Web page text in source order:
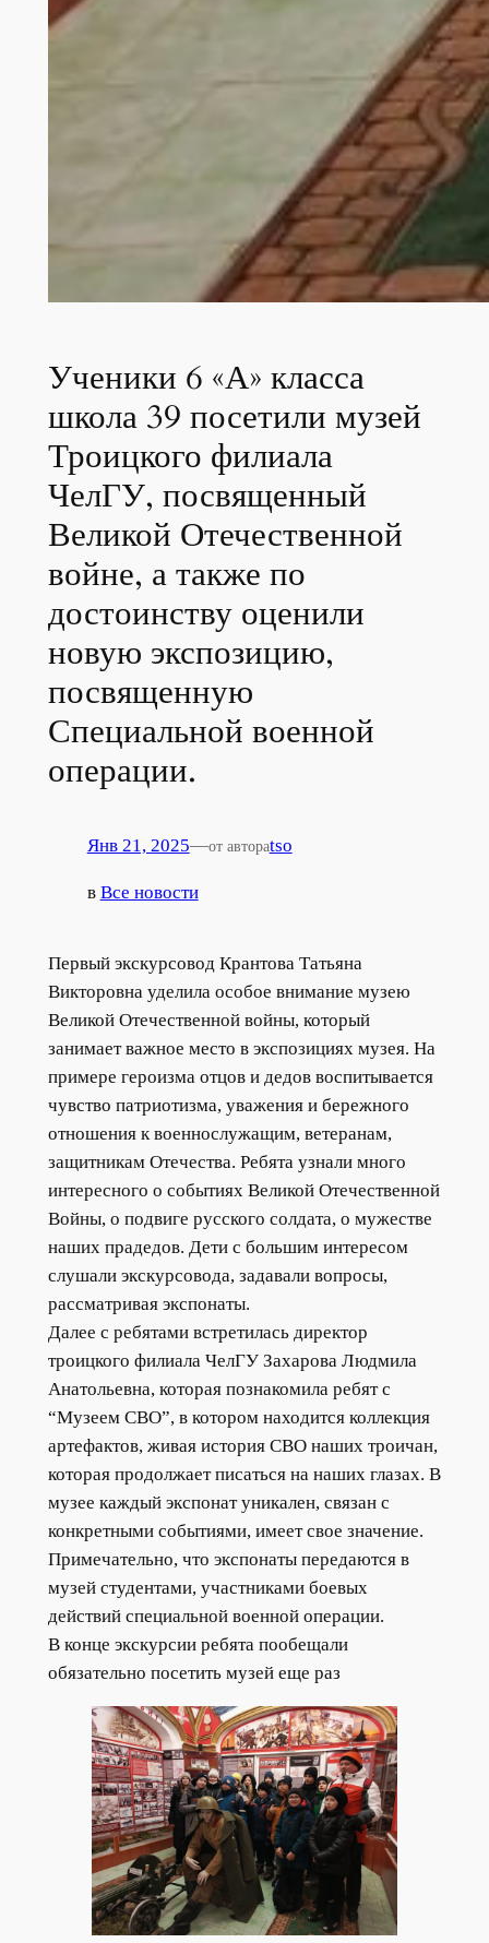
Ученики 6 «А» класса
школа 39 посетили музей
Троицкого филиала
ЧелГУ, посвященный
Великой Отечественной
войне, а также по
достоинству оценили
новую экспозицию,
посвященную
Специальной военной
операции.
Янв 21, 2025—от автораtso
в Все новости
Первый экскурсовод Крантова Татьяна
Викторовна уделила особое внимание музею
Великой Отечественной войны, который
занимает важное место в экспозициях музея. На
примере героизма отцов и дедов воспитывается
чувство патриотизма, уважения и бережного
отношения к военнослужащим, ветеранам,
защитникам Отечества. Ребята узнали много
интересного о событиях Великой Отечественной
Войны, о подвиге русского солдата, о мужестве
наших прадедов. Дети с большим интересом
слушали экскурсовода, задавали вопросы,
рассматривая экспонаты.
Далее с ребятами встретилась директор
троицкого филиала ЧелГУ Захарова Людмила
Анатольевна, которая познакомила ребят с
“Музеем СВО”, в котором находится коллекция
артефактов, живая история СВО наших троичан,
которая продолжает писаться на наших глазах. В
музее каждый экспонат уникален, связан с
конкретными событиями, имеет свое значение.
Примечательно, что экспонаты передаются в
музей студентами, участниками боевых
действий специальной военной операции.
В конце экскурсии ребята пообещали
обязательно посетить музей еще раз